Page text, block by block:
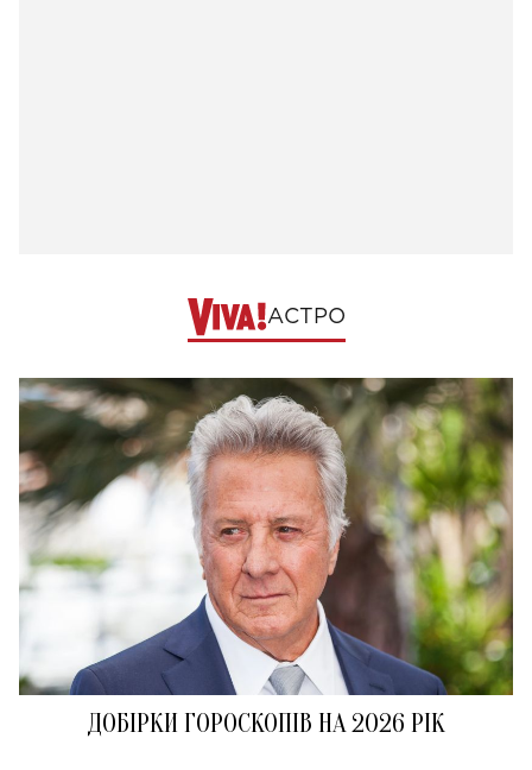
АСТРО
ДОБІРКИ ГОРОСКОПІВ НА 2026 РІК